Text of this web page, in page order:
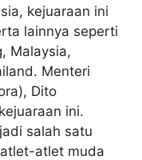
kejuaraan ini
lainnya seperti
Malaysia,
Menteri
Dito
ini.
salah satu
atlet muda